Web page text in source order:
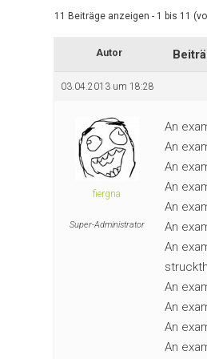
11 Beiträge anzeigen - 1 bis 11
Autor
03.04.2013 um 18:28
fiergna
Super-Administrator
An
An
An
An
An
An
An
An
An
An
An